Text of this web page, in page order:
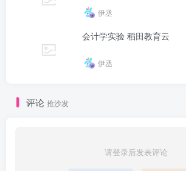
伊丞
会计学实验 稻田教育云
伊丞
评论 抢沙发
请登录后发表评论